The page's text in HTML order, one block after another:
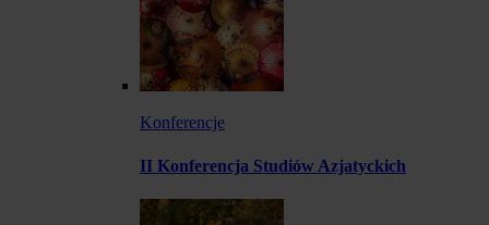
Konferencje
II Konferencja Studiów Azjatyckich